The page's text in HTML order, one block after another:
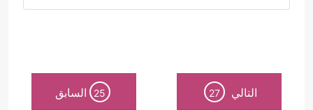
الرحمن الرحيم، وأنّه كتابُ بِشارةٍ ونِذارةٍ
التالي 27
25 السابق